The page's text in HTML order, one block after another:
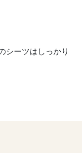
シーツはしっかり